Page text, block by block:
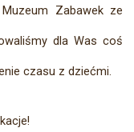
Zabawek ze
dla Was coś
czasu z dziećmi.